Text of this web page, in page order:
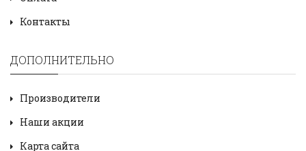
Контакты
ДОПОЛНИТЕЛЬНО
Производители
Наши акции
Карта сайта